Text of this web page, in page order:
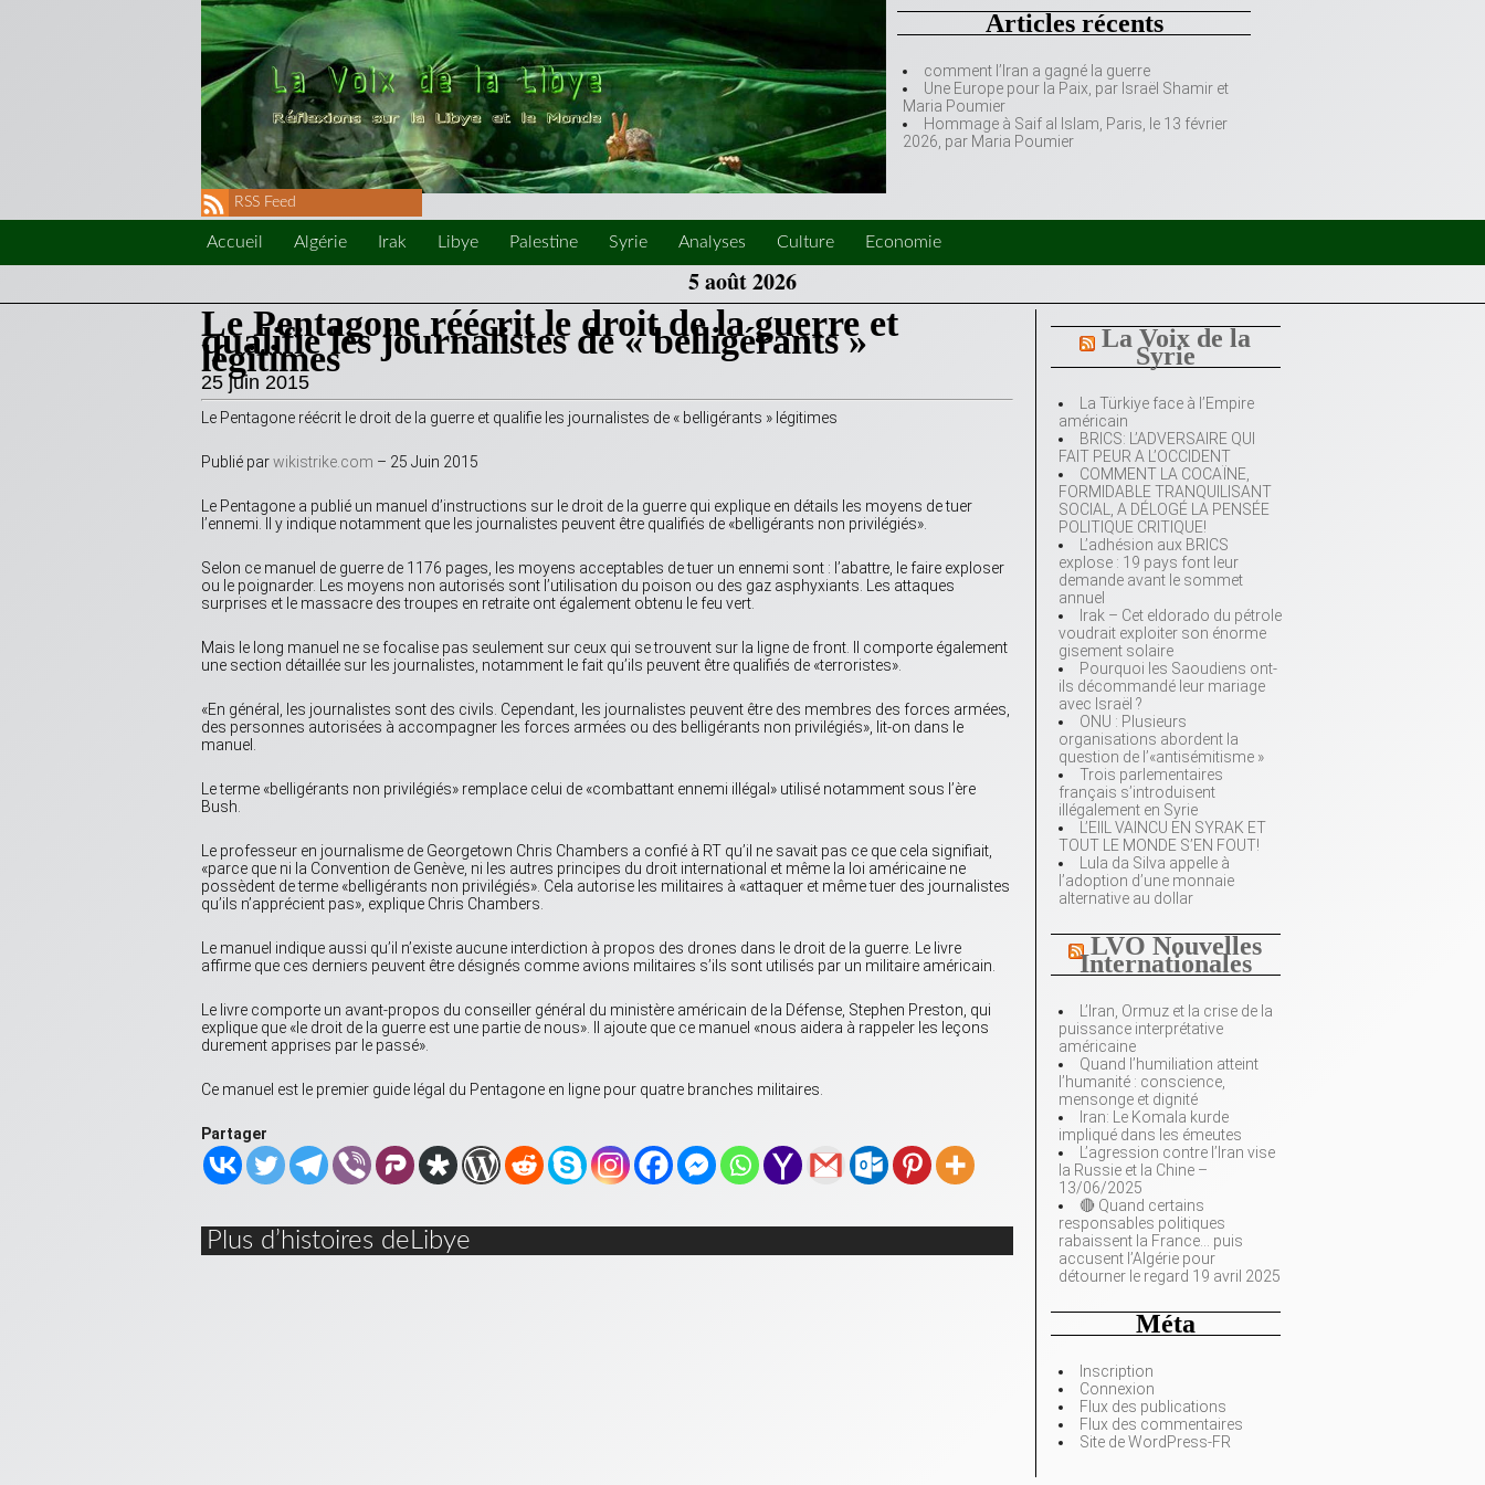
Articles récents
comment l’Iran a gagné la guerre
Une Europe pour la Paix, par Israël Shamir et
Maria Poumier
Hommage à Saif al Islam, Paris, le 13 février
2026, par Maria Poumier
RSS Feed
Accueil Algérie Irak Libye Palestine Syrie Analyses Culture Economie
5 août 2026
La Voix de la
Syrie
La Türkiye face à l’Empire
américain
BRICS: L’ADVERSAIRE QUI
FAIT PEUR A L’OCCIDENT
COMMENT LA COCAÏNE,
FORMIDABLE TRANQUILISANT
SOCIAL, A DÉLOGÉ LA PENSÉE
POLITIQUE CRITIQUE!
L’adhésion aux BRICS
explose : 19 pays font leur
demande avant le sommet
annuel
Irak – Cet eldorado du pétrole
voudrait exploiter son énorme
gisement solaire
Pourquoi les Saoudiens ont-
ils décommandé leur mariage
avec Israël ?
ONU : Plusieurs
organisations abordent la
question de l’«antisémitisme »
Trois parlementaires
français s’introduisent
illégalement en Syrie
L’EIIL VAINCU EN SYRAK ET
TOUT LE MONDE S’EN FOUT!
Lula da Silva appelle à
l’adoption d’une monnaie
alternative au dollar
LVO Nouvelles
Internationales
L’Iran, Ormuz et la crise de la
puissance interprétative
américaine
Quand l’humiliation atteint
l’humanité : conscience,
mensonge et dignité
Iran: Le Komala kurde
impliqué dans les émeutes
L’agression contre l’Iran vise
la Russie et la Chine –
13/06/2025
🔴 Quand certains
responsables politiques
rabaissent la France… puis
accusent l’Algérie pour
détourner le regard 19 avril 2025
Méta
Inscription
Connexion
Flux des publications
Flux des commentaires
Site de WordPress-FR
Le Pentagone réécrit le droit de la guerre et
qualifie les journalistes de « belligérants »
légitimes
25 juin 2015
Le Pentagone réécrit le droit de la guerre et qualifie les journalistes de « belligérants » légitimes
Publié parwikistrike.com – 25 Juin 2015
Le Pentagone a publié un manuel d’instructions sur le droit de la guerre qui explique en détails les moyens de tuer
l’ennemi. Il y indique notamment que les journalistes peuvent être qualifiés de «belligérants non privilégiés».
Selon ce manuel de guerre de 1176 pages, les moyens acceptables de tuer un ennemi sont : l’abattre, le faire exploser
ou le poignarder. Les moyens non autorisés sont l’utilisation du poison ou des gaz asphyxiants. Les attaques
surprises et le massacre des troupes en retraite ont également obtenu le feu vert.
Mais le long manuel ne se focalise pas seulement sur ceux qui se trouvent sur la ligne de front. Il comporte également
une section détaillée sur les journalistes, notamment le fait qu’ils peuvent être qualifiés de «terroristes».
«En général, les journalistes sont des civils. Cependant, les journalistes peuvent être des membres des forces armées,
des personnes autorisées à accompagner les forces armées ou des belligérants non privilégiés», lit-on dans le
manuel.
Le terme «belligérants non privilégiés» remplace celui de «combattant ennemi illégal» utilisé notamment sous l’ère
Bush.
Le professeur en journalisme de Georgetown Chris Chambers a confié à RT qu’il ne savait pas ce que cela signifiait,
«parce que ni la Convention de Genève, ni les autres principes du droit international et même la loi américaine ne
possèdent de terme «belligérants non privilégiés». Cela autorise les militaires à «attaquer et même tuer des journalistes
qu’ils n’apprécient pas», explique Chris Chambers.
Le manuel indique aussi qu’il n’existe aucune interdiction à propos des drones dans le droit de la guerre. Le livre
affirme que ces derniers peuvent être désignés comme avions militaires s’ils sont utilisés par un militaire américain.
Le livre comporte un avant-propos du conseiller général du ministère américain de la Défense, Stephen Preston, qui
explique que «le droit de la guerre est une partie de nous». Il ajoute que ce manuel «nous aidera à rappeler les leçons
durement apprises par le passé».
Ce manuel est le premier guide légal du Pentagone en ligne pour quatre branches militaires.
Partager
Plus d’histoires deLibye